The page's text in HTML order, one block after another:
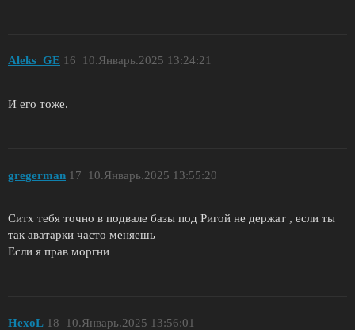
Aleks_GE 10.Январь.2025 13:24:21
16
И его тоже.
gregerman 10.Январь.2025 13:55:20
17
Ситх тебя точно в подвале базы под Ригой не держат , если ты
так аватарки часто меняешь
Если я прав моргни
HexoL 10.Январь.2025 13:56:01
18